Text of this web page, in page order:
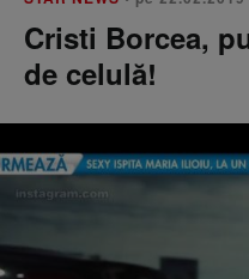
Cristi Borcea,
de celulă!